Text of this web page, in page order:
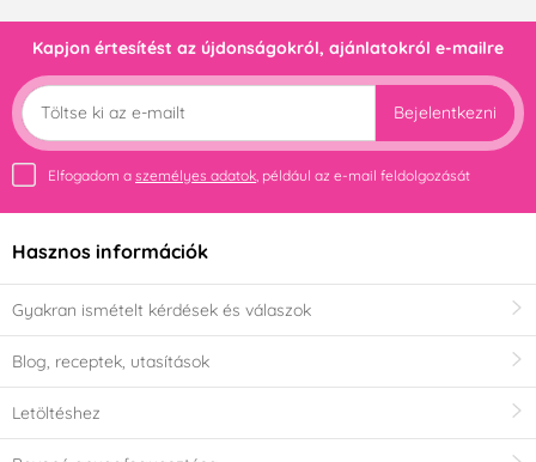
Kapjon értesítést az újdonságokról, ajánlatokról e-mailre
Bejelentkezni
Elfogadom a személyes adatok , például az e-mail feldolgozását
Hasznos információk
Gyakran ismételt kérdések és válaszok
Blog, receptek, utasítások
Letöltéshez